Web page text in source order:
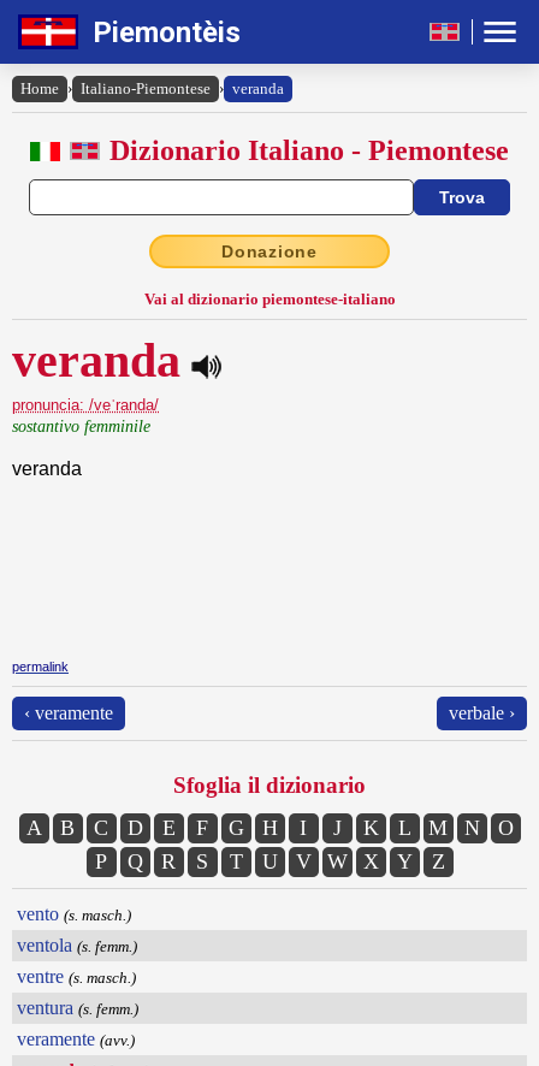
Piemontèis
Home › Italiano-Piemontese › veranda
Dizionario Italiano - Piemontese
Donazione
Vai al dizionario piemontese-italiano
veranda
pronuncia: /veˈranda/
sostantivo femminile
veranda
permalink
‹ veramente verbale ›
Sfoglia il dizionario
A B C D E F G H I J K L M N
O
P
Q R S T U V W X Y Z
vento (s. masch.)
ventola (s. femm.)
ventre (s. masch.)
ventura (s. femm.)
veramente (avv.)